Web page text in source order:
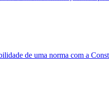
de uma norma com a